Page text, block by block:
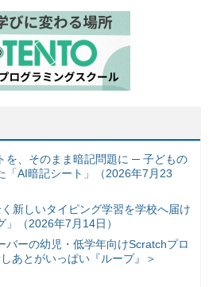
を、そのまま暗記問題に ─ 子どもの
「AI暗記シート」（2026年7月23
新しいタイピング学習を学校へ届け
（2026年7月14日）
バーの幼児・低学年向けScratchプロ
あとがいっぱい『ループ』＞